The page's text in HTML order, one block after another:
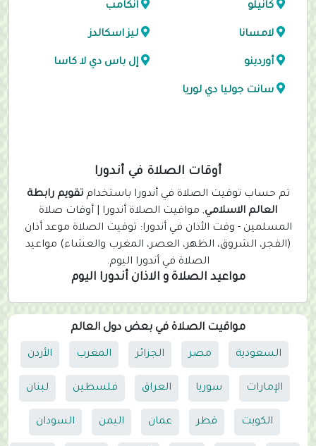
كانيلو انكامب
لامسانا ليز اسكالدز
أوردينو إل باس دي لا كاسا
سانت جوليا دي لوريا
أوقات الصلاة في أندورا
تم حساب توقيت الصلاة في أندورا باستخدامتقويم رابطة
العالم الاسلامي, مواقيت الصلاة أندورا | أوقات صلاة
المسلمين - وقت الأذان في أندورا: توقيت الصلاة موعد أذان
(الفجر، الشروق، الظهر، العصر، المغرب والعشاء) مواعيد
الصلاة في أندورا اليوم.
مواعيد الصلاة و الاذان أندورا اليوم
مواقيت الصلاة في بعض دول العالم
السعودية مصر الجزائر المغرب الأردن
الإمارات سوريا العراق فلسطين لبنان
الكويت قطر عمان اليمن السودان